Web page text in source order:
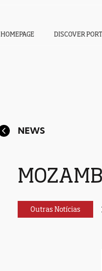
NEWS
Outras Notícias
HOMEPAGE DISCOVER